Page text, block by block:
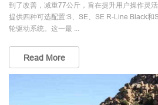
到了改善，减重77公斤，旨在提升用户操作灵
提供四种可选配置:S、SE、SE R-Line Black和
轮驱动系统。这一最 ...
Read More